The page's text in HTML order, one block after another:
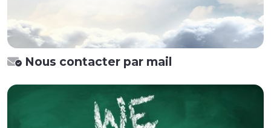
Nous contacter par mail